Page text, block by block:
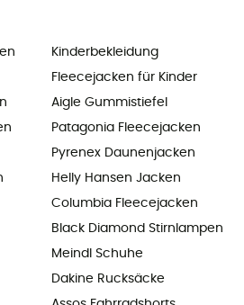
Kinderbekleidung
Fleecejacken für Kinder
Aigle Gummistiefel
Patagonia Fleecejacken
Pyrenex Daunenjacken
Helly Hansen Jacken
Columbia Fleecejacken
Black Diamond Stirnlampen
Meindl Schuhe
Dakine Rucksäcke